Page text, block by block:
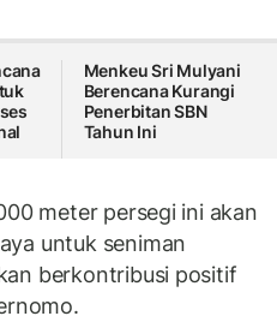
Menkeu Sri Mulyani
Berencana Kurangi
Penerbitan SBN
Tahun Ini
meter persegi ini akan
untuk seniman
berkontribusi positif